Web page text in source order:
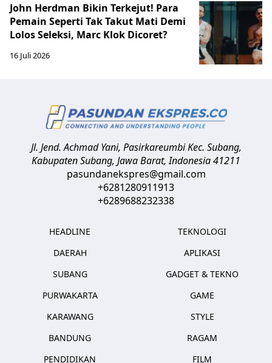
John Herdman Bikin Terkejut! Para
Pemain Seperti Tak Takut Mati Demi
Lolos Seleksi, Marc Klok Dicoret?
16 Juli 2026
Jl. Jend. Achmad Yani, Pasirkareumbi Kec. Subang,
Kabupaten Subang, Jawa Barat,Indonesia41211
pasundanekspres@gmail.com
+6281280911913
+6289688232338
HEADLINE
DAERAH
SUBANG
PURWAKARTA
KARAWANG
BANDUNG
PENDIDIKAN
TEKNOLOGI
APLIKASI
GADGET & TEKNO
GAME
STYLE
RAGAM
FILM